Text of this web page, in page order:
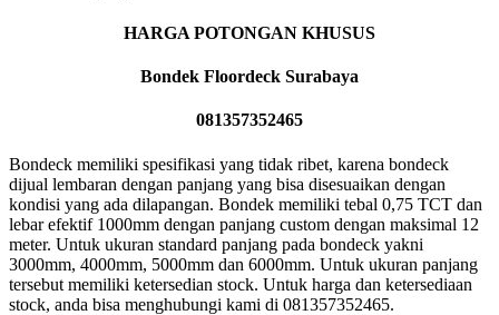
HARGA POTONGAN KHUSUS
Bondek Floordeck Surabaya
081357352465
Bondeck memiliki spesifikasi yang tidak ribet, karena bondeck
dijual lembaran dengan panjang yang bisa disesuaikan dengan
kondisi yang ada dilapangan. Bondek memiliki tebal 0,75 TCT dan
lebar efektif 1000mm dengan panjang custom dengan maksimal 12
meter. Untuk ukuran standard panjang pada bondeck yakni
3000mm, 4000mm, 5000mm dan 6000mm. Untuk ukuran panjang
tersebut memiliki ketersedian stock. Untuk harga dan ketersediaan
stock, anda bisa menghubungi kami di 081357352465.